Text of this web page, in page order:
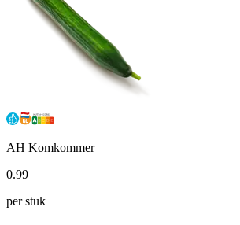
AH Komkommer
0.99
per stuk